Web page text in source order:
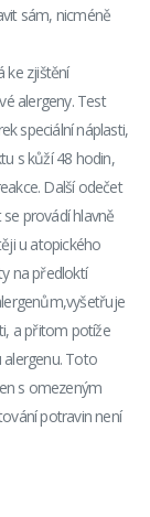
sám, nicméně
ke zjištění
alergeny. Test
speciální náplasti,
s kůží 48 hodin,
Další odečet
provádí hlavně
u atopického
na předloktí
a přitom potíže
alergenu. Toto
s omezeným
potravin není